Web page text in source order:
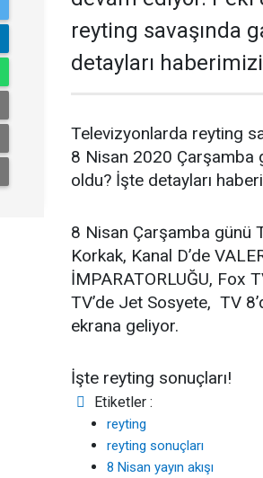
reyting savaşında
detayları
Televizyonlarda reyting
8 Nisan 2020 Çarşamba
oldu? İşte detayları
8 Nisan Çarşamba günü
Korkak, Kanal D’de
İMPARATORLUĞU, Fox
TV’de Jet Sosyete, TV
ekrana geliyor.
İşte reyting sonuçları!
Etiketler :
reyting
reyting sonuçları
8 Nisan yayın akışı